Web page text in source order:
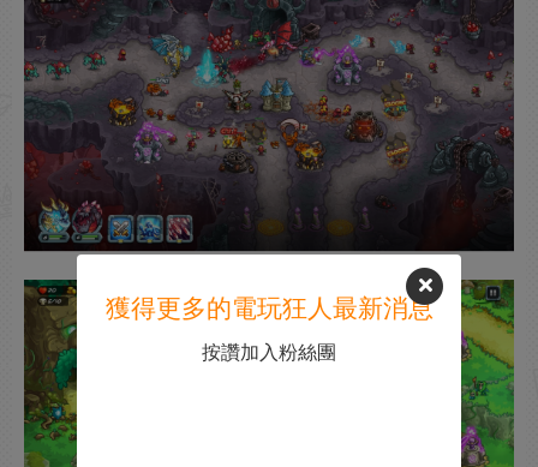
獲得更多的電玩狂人最新消息
按讚加入粉絲團